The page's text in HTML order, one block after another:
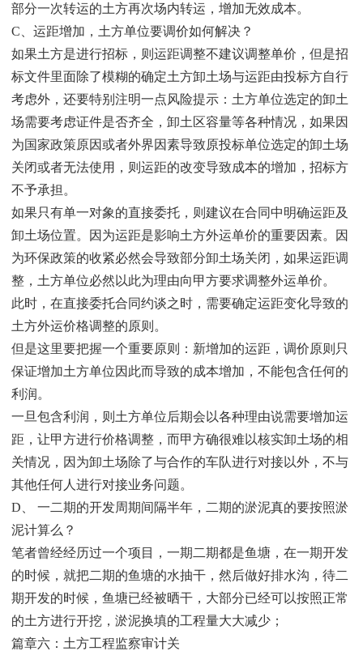
部分一次转运的土方再次场内转运，增加无效成本。
C、运距增加，土方单位要调价如何解决？
如果土方是进行招标，则运距调整不建议调整单价，但是招
标文件里面除了模糊的确定土方卸土场与运距由投标方自行
考虑外，还要特别注明一点风险提示：土方单位选定的卸土
场需要考虑证件是否齐全，卸土区容量等各种情况，如果因
为国家政策原因或者外界因素导致原投标单位选定的卸土场
关闭或者无法使用，则运距的改变导致成本的增加，招标方
不予承担。
如果只有单一对象的直接委托，则建议在合同中明确运距及
卸土场位置。因为运距是影响土方外运单价的重要因素。因
为环保政策的收紧必然会导致部分卸土场关闭，如果运距调
整，土方单位必然以此为理由向甲方要求调整外运单价。
此时，在直接委托合同约谈之时，需要确定运距变化导致的
土方外运价格调整的原则。
但是这里要把握一个重要原则：新增加的运距，调价原则只
保证增加土方单位因此而导致的成本增加，不能包含任何的
利润。
一旦包含利润，则土方单位后期会以各种理由说需要增加运
距，让甲方进行价格调整，而甲方确很难以核实卸土场的相
关情况，因为卸土场除了与合作的车队进行对接以外，不与
其他任何人进行对接业务问题。
D、 一二期的开发周期间隔半年，二期的淤泥真的要按照淤
泥计算么？
笔者曾经经历过一个项目，一期二期都是鱼塘，在一期开发
的时候，就把二期的鱼塘的水抽干，然后做好排水沟，待二
期开发的时候，鱼塘已经被晒干，大部分已经可以按照正常
的土方进行开挖，淤泥换填的工程量大大减少；
篇章六：土方工程监察审计关